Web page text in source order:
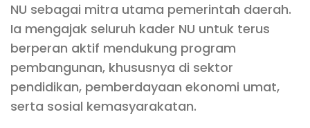
NU sebagai mitra utama pemerintah daerah.
Ia mengajak seluruh kader NU untuk terus
berperan aktif mendukung program
pembangunan, khususnya di sektor
pendidikan, pemberdayaan ekonomi umat,
serta sosial kemasyarakatan.